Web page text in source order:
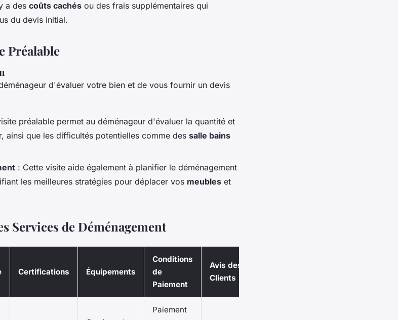
a des coûts cachés ou des frais supplémentaires qui
du devis initial.
Préalable
d'évaluer votre bien et de vous fournir un devis
préalable permet au déménageur d'évaluer la quantité et
ainsi que les difficultés potentielles comme des salle bains
: Cette visite aide également à planifier le déménagement
les meilleures stratégies pour déplacer vos meubles et
Services de Déménagement
Certifications Équipements
Conditions
de
Paiement
Avis des
Clients
Paiement